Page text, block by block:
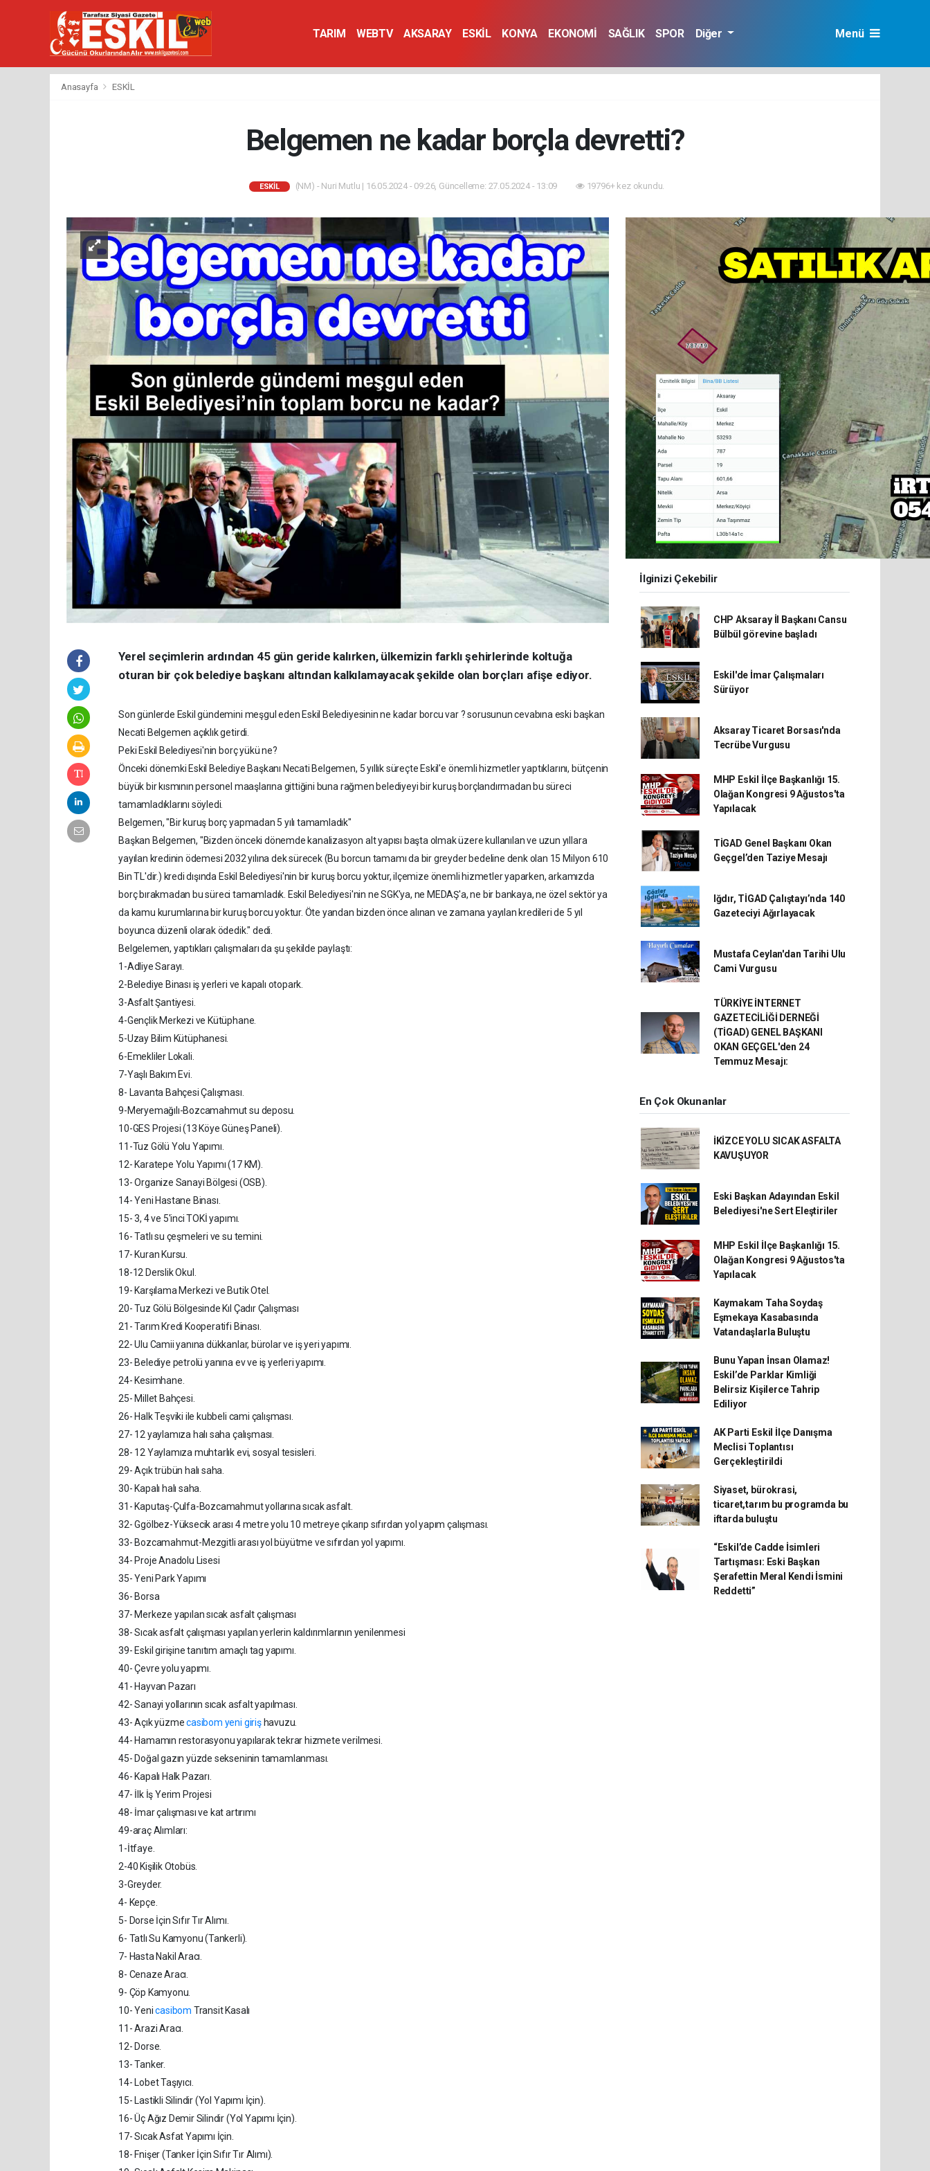
TARIM WEBTV AKSARAY ESKİL KONYA EKONOMİ SAĞLIK SPOR Diğer Menü
Anasayfa ESKİL
Belgemen ne kadar borçla devretti?
ESKİL (NM) - Nuri Mutlu | 16.05.2024 - 09:26, Güncelleme: 27.05.2024 - 13:09 19796+ kez okundu.
Yerel seçimlerin ardından 45 gün geride kalırken, ülkemizin farklı şehirlerinde koltuğa
oturan bir çok belediye başkanı altından kalkılamayacak şekilde olan borçları afişe ediyor.
Son günlerde Eskil gündemini meşgul eden Eskil Belediyesinin ne kadar borcu var ? sorusunun cevabına eski başkan
Necati Belgemen açıklık getirdi.
Peki Eskil Belediyesi'nin borç yükü ne?
Önceki dönemki Eskil Belediye Başkanı Necati Belgemen, 5 yıllık süreçte Eskil'e önemli hizmetler yaptıklarını, bütçenin
büyük bir kısmının personel maaşlarına gittiğini buna rağmen belediyeyi bir kuruş borçlandırmadan bu süreci
tamamladıklarını söyledi.
Belgemen, "Bir kuruş borç yapmadan 5 yılı tamamladık"
Başkan Belgemen, "Bizden önceki dönemde kanalizasyon alt yapısı başta olmak üzere kullanılan ve uzun yıllara
yayılan kredinin ödemesi 2032 yılına dek sürecek (Bu borcun tamamı da bir greyder bedeline denk olan 15 Milyon 610
Bin TL'dir.) kredi dışında Eskil Belediyesi'nin bir kuruş borcu yoktur, ilçemize önemli hizmetler yaparken, arkamızda
borç bırakmadan bu süreci tamamladık. Eskil Belediyesi'nin ne SGK'ya, ne MEDAŞ'a, ne bir bankaya, ne özel sektör ya
da kamu kurumlarına bir kuruş borcu yoktur. Öte yandan bizden önce alınan ve zamana yayılan kredileri de 5 yıl
boyunca düzenli olarak ödedik." dedi.
Belgelemen, yaptıkları çalışmaları da şu şekilde paylaştı:
1-Adliye Sarayı.
2-Belediye Binası iş yerleri ve kapalı otopark.
3-Asfalt Şantiyesi.
4-Gençlik Merkezi ve Kütüphane.
5-Uzay Bilim Kütüphanesi.
6-Emekliler Lokali.
7-Yaşlı Bakım Evi.
8- Lavanta Bahçesi Çalışması.
9-Meryemağılı-Bozcamahmut su deposu.
10-GES Projesi (13 Köye Güneş Paneli).
11-Tuz Gölü Yolu Yapımı.
12- Karatepe Yolu Yapımı (17 KM).
13- Organize Sanayi Bölgesi (OSB).
14- Yeni Hastane Binası.
15- 3, 4 ve 5'inci TOKİ yapımı.
16- Tatlı su çeşmeleri ve su temini.
17- Kuran Kursu.
18-12 Derslik Okul.
19- Karşılama Merkezi ve Butik Otel.
20- Tuz Gölü Bölgesinde Kıl Çadır Çalışması
21- Tarım Kredi Kooperatifi Binası.
22- Ulu Camii yanına dükkanlar, bürolar ve iş yeri yapımı.
23- Belediye petrolü yanına ev ve iş yerleri yapımı.
24- Kesimhane.
25- Millet Bahçesi.
26- Halk Teşviki ile kubbeli cami çalışması.
27- 12 yaylamıza halı saha çalışması.
28- 12 Yaylamıza muhtarlık evi, sosyal tesisleri.
29- Açık trübün halı saha.
30- Kapalı halı saha.
31- Kaputaş-Çulfa-Bozcamahmut yollarına sıcak asfalt.
32- Ggölbez-Yüksecik arası 4 metre yolu 10 metreye çıkarıp sıfırdan yol yapım çalışması.
33- Bozcamahmut-Mezgitli arası yol büyütme ve sıfırdan yol yapımı.
34- Proje Anadolu Lisesi
35- Yeni Park Yapımı
36- Borsa
37- Merkeze yapılan sıcak asfalt çalışması
38- Sıcak asfalt çalışması yapılan yerlerin kaldırımlarının yenilenmesi
39- Eskil girişine tanıtım amaçlı tag yapımı.
40- Çevre yolu yapımı.
41- Hayvan Pazarı
42- Sanayi yollarının sıcak asfalt yapılması.
43- Açık yüzmecasibom yeni girişhavuzu.
44- Hamamın restorasyonu yapılarak tekrar hizmete verilmesi.
45- Doğal gazın yüzde sekseninin tamamlanması.
46- Kapalı Halk Pazarı.
47- İlk İş Yerim Projesi
48- İmar çalışması ve kat artırımı
49-araç Alımları:
1-İtfaye.
2-40 Kişilik Otobüs.
3-Greyder.
4- Kepçe.
5- Dorse İçin Sıfır Tır Alımı.
6- Tatlı Su Kamyonu (Tankerli).
7- Hasta Nakil Aracı.
8- Cenaze Aracı.
9- Çöp Kamyonu.
10- Yenicasibom Transit Kasalı
11- Arazi Aracı.
12- Dorse.
13- Tanker.
14- Lobet Taşıyıcı.
15- Lastikli Silindir (Yol Yapımı İçin).
16- Üç Ağız Demir Silindir (Yol Yapımı İçin).
17- Sıcak Asfat Yapımı İçin.
18- Fnişer (Tanker İçin Sıfır Tır Alımı).
İlginizi Çekebilir
CHP Aksaray İl Başkanı Cansu
Bülbül görevine başladı
Eskil'de İmar Çalışmaları
Sürüyor
Aksaray Ticaret Borsası'nda
Tecrübe Vurgusu
MHP Eskil İlçe Başkanlığı 15.
Olağan Kongresi 9 Ağustos'ta
Yapılacak
TİGAD Genel Başkanı Okan
Geçgel’den Taziye Mesajı
Iğdır, TİGAD Çalıştayı’nda 140
Gazeteciyi Ağırlayacak
Mustafa Ceylan'dan Tarihi Ulu
Cami Vurgusu
TÜRKİYE İNTERNET
GAZETECİLİĞİ DERNEĞİ
(TİGAD) GENEL BAŞKANI
OKAN GEÇGEL'den 24
Temmuz Mesajı:
En Çok Okunanlar
İKİZCE YOLU SICAK ASFALTA
KAVUŞUYOR
Eski Başkan Adayından Eskil
Belediyesi'ne Sert Eleştiriler
MHP Eskil İlçe Başkanlığı 15.
Olağan Kongresi 9 Ağustos'ta
Yapılacak
Kaymakam Taha Soydaş
Eşmekaya Kasabasında
Vatandaşlarla Buluştu
Bunu Yapan İnsan Olamaz!
Eskil’de Parklar Kimliği
Belirsiz Kişilerce Tahrip
Ediliyor
AK Parti Eskil İlçe Danışma
Meclisi Toplantısı
Gerçekleştirildi
Siyaset, bürokrasi,
ticaret,tarım bu programda bu
iftarda buluştu
“Eskil’de Cadde İsimleri
Tartışması: Eski Başkan
Şerafettin Meral Kendi İsmini
Reddetti”